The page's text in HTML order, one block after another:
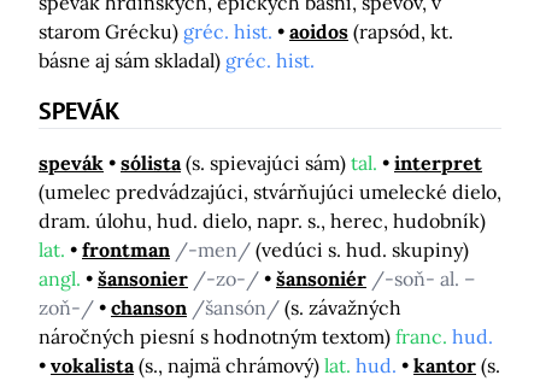
starom Grécku) gréc. hist. aoidos (rapsód, kt.
básne aj sám skladal) gréc. hist.
SPEVÁK
spevák sólista (s. spievajúci sám) tal.
interpret
(umelec predvádzajúci, stvárňujúci umelecké dielo,
dram. úlohu, hud. dielo, napr. s., herec, hudobník)
lat.
frontman /-men/ (vedúci s. hud. skupiny)
angl.
šansonier /-zo-/ šansoniér /-soň- al. –
zoň-/
chanson /šansón/ (s. závažných
náročných piesní s hodnotným textom) franc. hud.
vokalista (s., najmä chrámový) lat. hud. kantor (s.